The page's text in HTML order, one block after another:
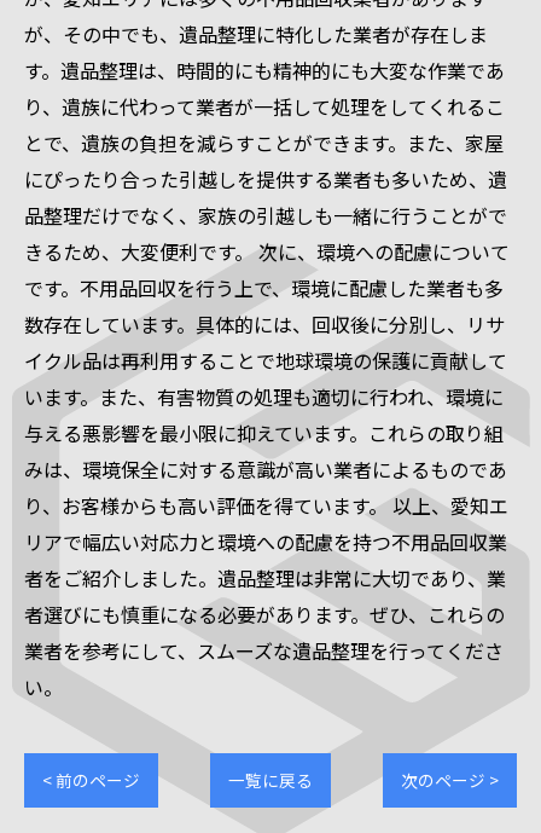
が、その中でも、遺品整理に特化した業者が存在しま
す。遺品整理は、時間的にも精神的にも大変な作業であ
り、遺族に代わって業者が一括して処理をしてくれるこ
とで、遺族の負担を減らすことができます。また、家屋
にぴったり合った引越しを提供する業者も多いため、遺
品整理だけでなく、家族の引越しも一緒に行うことがで
きるため、大変便利です。 次に、環境への配慮について
です。不用品回収を行う上で、環境に配慮した業者も多
数存在しています。具体的には、回収後に分別し、リサ
イクル品は再利用することで地球環境の保護に貢献して
います。また、有害物質の処理も適切に行われ、環境に
与える悪影響を最小限に抑えています。これらの取り組
みは、環境保全に対する意識が高い業者によるものであ
り、お客様からも高い評価を得ています。 以上、愛知エ
リアで幅広い対応力と環境への配慮を持つ不用品回収業
者をご紹介しました。遺品整理は非常に大切であり、業
者選びにも慎重になる必要があります。ぜひ、これらの
業者を参考にして、スムーズな遺品整理を行ってくださ
い。
< 前のページ 一覧に戻る 次のページ >